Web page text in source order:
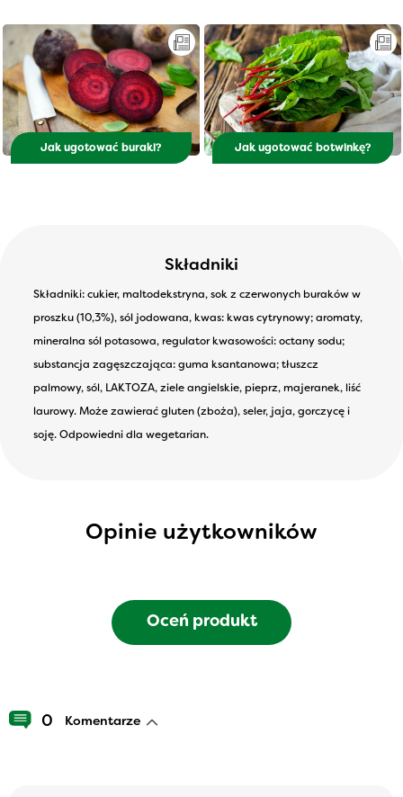
Jak ugotować buraki? Jak ugotować botwinkę?
Składniki
Składniki: cukier, maltodekstryna, sok z czerwonych buraków w
proszku (10,3%), sól jodowana, kwas: kwas cytrynowy; aromaty,
mineralna sól potasowa, regulator kwasowości: octany sodu;
substancja zagęszczająca: guma ksantanowa; tłuszcz
palmowy, sól, LAKTOZA, ziele angielskie, pieprz, majeranek, liść
laurowy. Może zawierać gluten (zboża), seler, jaja, gorczycę i
soję. Odpowiedni dla wegetarian.
Opinie użytkowników
Oceń produkt
0 Komentarze